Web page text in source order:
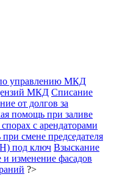
управлению МКД
МКД Списание
от долгов за
помощь при заливе
с арендаторами
смене председателя
под ключ Взыскание
изменение фасадов
?>